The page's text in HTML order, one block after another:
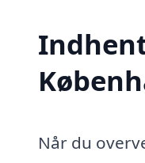
Når du